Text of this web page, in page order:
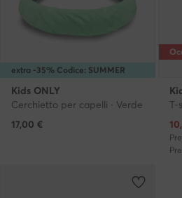
extra -35% Codice: SUMMER
Kids ONLY
Cerchietto per capelli · Verde
17,00 €
T-